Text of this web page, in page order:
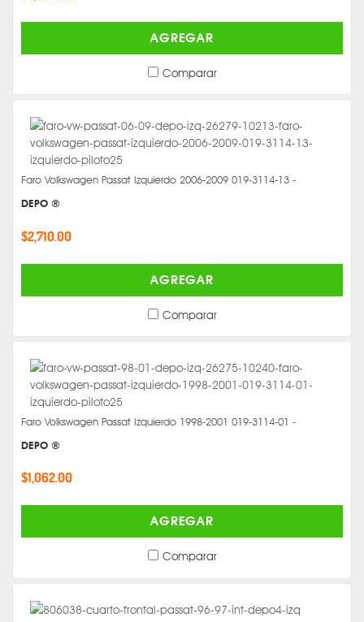
AGREGAR
Comparar
Faro Volkswagen Passat Izquierdo 2006-2009 019-3114-13 -
DEPO ®
$2,710.00
AGREGAR
Comparar
Faro Volkswagen Passat Izquierdo 1998-2001 019-3114-01 -
DEPO ®
$1,062.00
AGREGAR
Comparar